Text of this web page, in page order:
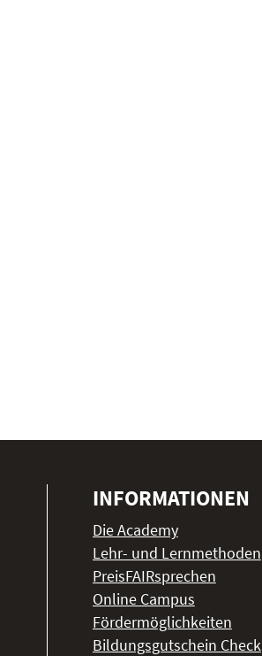
INFORMATIONEN
Die Academy
Lehr- und Lernmethoden
PreisFAIRsprechen
Online Campus
Fördermöglichkeiten
Bildungsgutschein Check